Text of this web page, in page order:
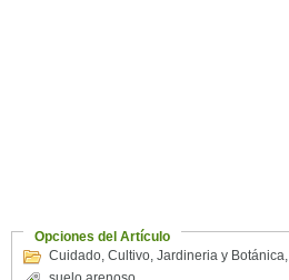
Opciones del Artículo
Cuidado, Cultivo, Jardineria y Botánica,